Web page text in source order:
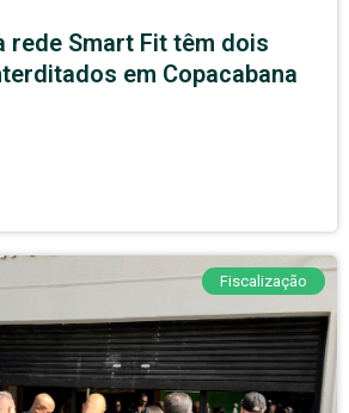
rede Smart Fit têm dois
em Copacabana
Fiscalização